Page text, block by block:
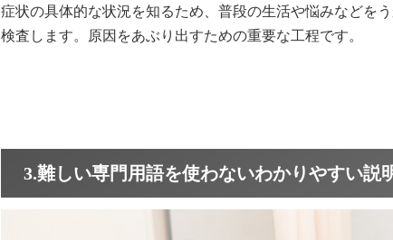
症状の具体的な状況を知るため、普段の生活や悩みなどを
検査します。原因をあぶり出すための重要な工程です。
3.難しい専門用語を使わないわかりやすい説